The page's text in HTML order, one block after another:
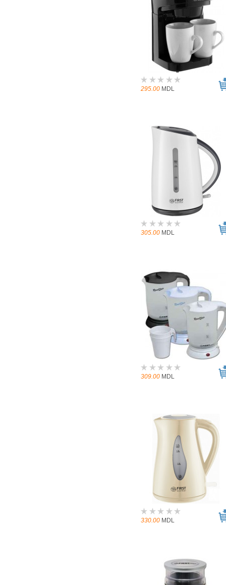
295.00 MDL
305.00 MDL
309.00 MDL
330.00 MDL